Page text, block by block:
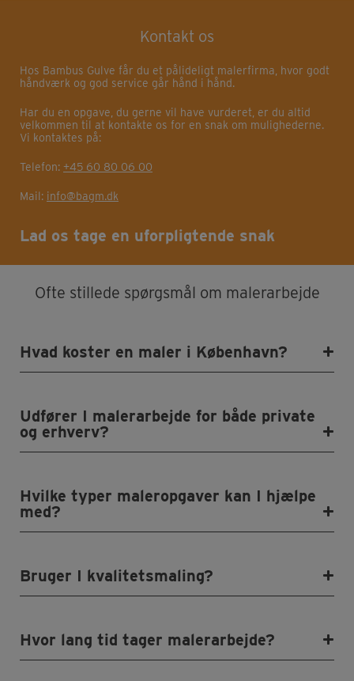
Kontakt os
Hos Bambus Gulve får du et pålideligt malerfirma, hvor godt
håndværk og god service går hånd i hånd.
Har du en opgave, du gerne vil have vurderet, er du altid
velkommen til at kontakte os for en snak om mulighederne.
Vi kontaktes på:
Telefon: +45 60 80 06 00
Mail: info@bagm.dk
Lad os tage en uforpligtende snak
Ofte stillede spørgsmål om malerarbejde
Hvad koster en maler i København?
Udfører I malerarbejde for både private
og erhverv?
Hvilke typer maleropgaver kan I hjælpe
med?
Bruger I kvalitetsmaling?
Hvor lang tid tager malerarbejde?